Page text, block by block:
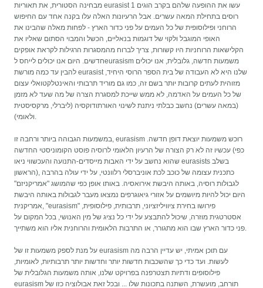
מבחינה הסטורית, את תאוריות eurasist 1 עשו את ההופעה שלהם בקרב הוגים
רוסים בתחילת המאה עשרים. אבל הרעיונות האלה עלו בקנה אחד עם החיפוש
הרוחני ופילוסופית של כל העמים על פני כדור הארץ - לפחות מאלה שהבינו את
האופי המוגבל ולקוי של דוגמות בנאליים, הכשל והמבוי הסתום שאליו את
הקלישאות הרוחניות היו קשורות, צריך לברוח מהמסגרות הרגילות לקראת אופקים
חדשים. היום אנו יכולים לייחס לeurasism משמעות חדשה, גלובלית, אנו יכולים
להבין עד כמה מורשת eurasist שלנו היא לא העבודה של בית הספר הרוסי היחיד,
מזוהית לעתים קרובות יותר בשם זה, כמו גם מוריד תרבותי והאינטלקטואלי עצום
של כל העמים על האדמה, לא ממש שייכת למסגרת הצרה של מה שעד לא מזמן
(במאה עשרים) נחשב כבלתי ניתנת לשינוי האורתודוקסיה (ליברלי, מרקסיסטית
במשמעות הגבוהה ביותר ורחבה זו, eurasism רוכש משמעות יוצאת דופן חדשה.
עכשיו זה לא רק הצורה של הרעיון הלאומי לרוסיה פוסט הקומוניסטי החדשה (כפי
שהוא נחשב על ידי האבות מייסדים-התנועה והעכשווי ניאו eurasists בשלב
הראשון), כתכנית עצומה של כוכב לכת אוניברסלי רלוונטי, על ידי עולה בהרבה
לגבולות רוסיה, באותה היבשת אירואסיה. באותו אופן כפי שהמושג "אמריקניזם"
היום יכול להיות מיושמים על אזורי גיאוגרפים נמצאו מעבר לגבולות באותה היבשת
אמריקנית, "eurasism" פירושו בחירת ציוויליזציוני, תרבותית, פילוסופית,
אסטרטגית מוזרה, שיכול להתבצע על ידי כל נציג של מין האנושי, בכל המקום על
על מנת לספק משמעות זו של eurasism עם תוכן אמיתי, יש עדיין הרבה מה
לעשות. ועד כדי כך שהשכבות חדשות יותר וחדשות יותר תרבותיות, לאומיות,
פילוסופים ודתיות תצטרפנה בפרויקט שלנו, אותה משמעות הגלובלית של
eurasism תורחב, מועשרת, השתנה בתכונות שלו ... ובכל זאת אבולוציה כזו של